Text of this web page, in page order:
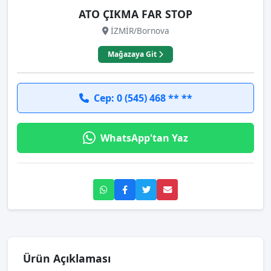
ATO ÇIKMA FAR STOP
İZMİR/Bornova
Mağazaya Git
Cep: 0 (545) 468 ** **
WhatsApp'tan Yaz
Ürün Açıklaması